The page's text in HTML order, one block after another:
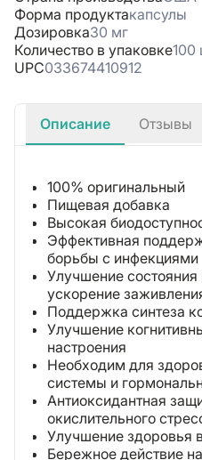
Форма продуктакапсулы
Дозировка30 мг
Количество в упаковке100
UPC033674410912
Описание Отзывы
100% оригинальный
Пищевая добавка
Высокая
Эффективная
борьбы с инфекциями
Улучшение
ускорение
Поддержка синтеза
Улучшение
настроения
Необходим для
системы и
Антиоксидантная
окислительного
Улучшение здоровья
Бережное действие